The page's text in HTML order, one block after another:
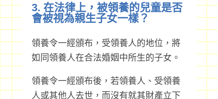
3. 在法律上，被領養的兒童是否
會被視為親生子女一樣？
領養令一經頒布，受領養人的地位，將
如同領養人在合法婚姻中所生的子女。
領養令一經頒布後，若領養人、受領養
人或其他人去世，而沒有就其財產立下